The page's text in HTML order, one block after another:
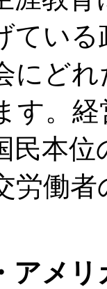
てい
にど
す。
民本
労働
メリ